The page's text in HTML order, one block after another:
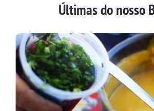
Últimas do nosso